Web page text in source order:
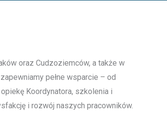
oraz Cudzoziemców, a także w
pełne wsparcie – od
Koordynatora, szkolenia i
i rozwój naszych pracowników.